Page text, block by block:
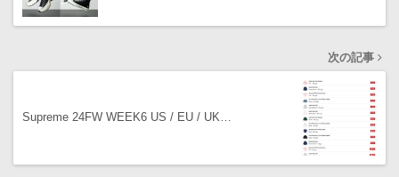
次の記事
Supreme 24FW WEEK6 US / EU / UK…